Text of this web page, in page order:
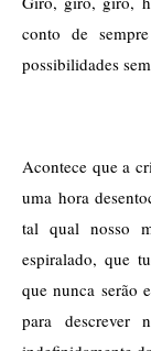
conto de
possibilidades
Acontece que a
uma hora
tal qual nosso
espiralado, que
que nunca serão
para descrever